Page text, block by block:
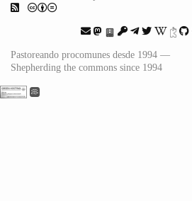
Pastoreando procomunes desde 1994 —
Shepherding the commons since 1994